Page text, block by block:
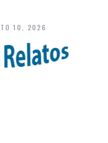
content10, 2026